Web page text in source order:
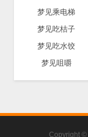
梦见乘电梯
梦见吃桔子
梦见吃水饺
梦见咀嚼
Copyright ©